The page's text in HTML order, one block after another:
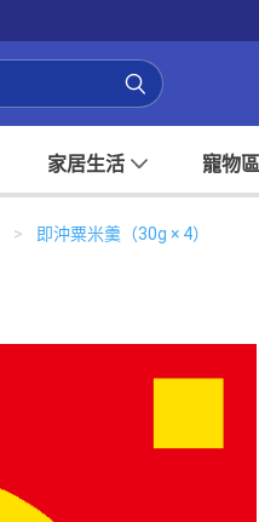
家居生活 寵物區
> 即沖粟米羹（30g × 4）